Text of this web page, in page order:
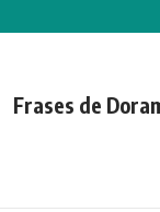
Frases de